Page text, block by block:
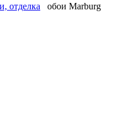
отделка
обои Marburg